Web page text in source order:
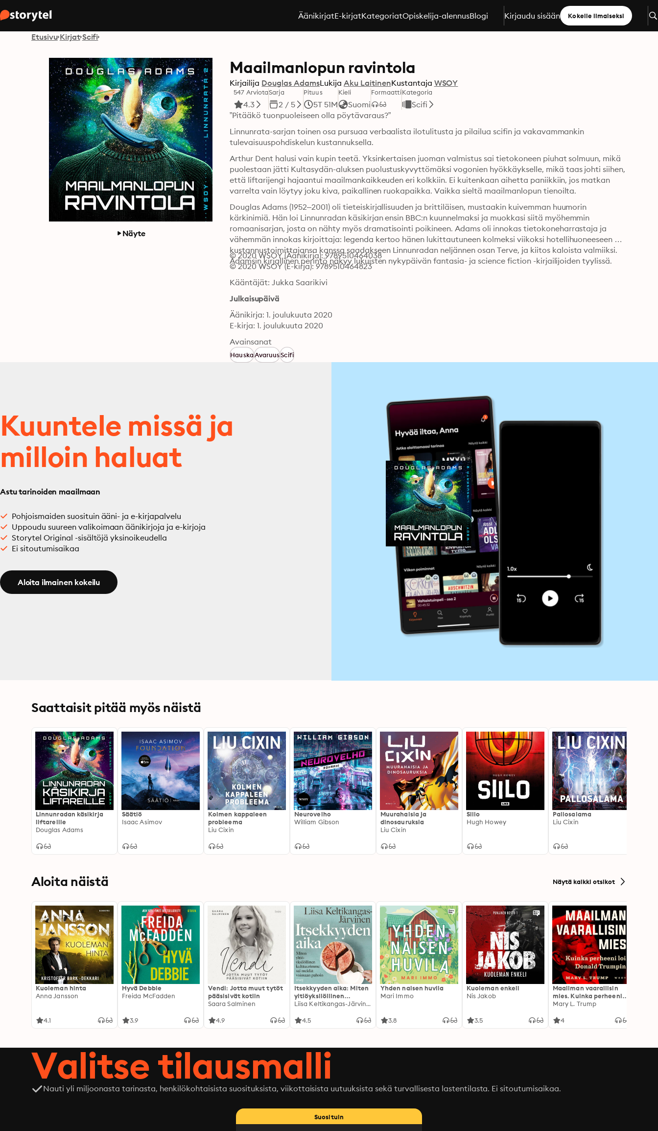
ÄänikirjatE-kirjatKategoriatOpiskelija-alennusBlogi Kirjaudu sisään Kokeile ilmaiseksi
Etusivu Kirjat Scifi
Näyte
Maailmanlopun ravintola
Kirjailija Douglas AdamsLukija Aku LaitinenKustantaja WSOY
547 Arviota
4.3
Sarja
2 / 5
Pituus
5T 51M
Kieli
Suomi
FormaattiKategoria
Scifi
”Pitääkö tuonpuoleiseen olla pöytävaraus?”
Linnunrata-sarjan toinen osa pursuaa verbaalista ilotulitusta ja pilailua scifin ja vakavammankin
tulevaisuuspohdiskelun kustannuksella.
Arthur Dent halusi vain kupin teetä. Yksinkertaisen juoman valmistus sai tietokoneen piuhat solmuun, mikä
puolestaan jätti Kultasydän-aluksen puolustuskyvyttömäksi vogonien hyökkäykselle, mikä taas johti siihen,
että liftarijengi hajaantui maailmankaikkeuden eri kolkkiin. Ei kuitenkaan aihetta paniikkiin, jos matkan
varrelta vain löytyy joku kiva, paikallinen ruokapaikka. Vaikka sieltä maailmanlopun tienoilta.
Douglas Adams (1952–2001) oli tieteiskirjallisuuden ja brittiläisen, mustaakin kuivemman huumorin
kärkinimiä. Hän loi Linnunradan käsikirjan ensin BBC:n kuunnelmaksi ja muokkasi siitä myöhemmin
romaanisarjan, josta on nähty myös dramatisointi poikineen. Adams oli innokas tietokoneharrastaja ja
vähemmän innokas kirjoittaja: legenda kertoo hänen lukittautuneen kolmeksi viikoksi hotellihuoneeseen
kustannustoimittajansa kanssa saadakseen Linnunradan neljännen osan Terve, ja kiitos kaloista valmiiksi.
Adamsin kirjallinen perintö näkyy lukuisten nykypäivän fantasia- ja science fiction -kirjailijoiden tyylissä.
© 2020 WSOY (Äänikirja): 9789510464038
© 2020 WSOY (E-kirja): 9789510464823
Kääntäjät: Jukka Saarikivi
Julkaisupäivä
Äänikirja: 1. joulukuuta 2020
E-kirja: 1. joulukuuta 2020
Avainsanat
HauskaAvaruusScifi
Kuuntele missä ja
milloin haluat
Astu tarinoiden maailmaan
Pohjoismaiden suosituin ääni- ja e-kirjapalvelu
Uppoudu suureen valikoimaan äänikirjoja ja e-kirjoja
Storytel Original -sisältöjä yksinoikeudella
Ei sitoutumisaikaa
Aloita ilmainen kokeilu
Saattaisit pitää myös näistä
Linnunradan käsikirja
liftareille
Douglas Adams
Säätiö
Isaac Asimov
Kolmen kappaleen
probleema
Liu Cixin
Neurovelho
William Gibson
Muurahaisia ja
dinosauruksia
Liu Cixin
Siilo
Hugh Howey
Pallosalama
Liu Cixin
Aloita näistä Näytä kaikki otsikot
Kuoleman hinta
Anna Jansson
4.1
Hyvä Debbie
Freida McFadden
3.9
Vendi: Jotta muut tytöt
pääsisivät kotiin
Saara Salminen
4.9
Itsekkyyden aika: Miten
yltiöyksilöllinen
kulttuurimme sai
Liisa Keltikangas-Järvinen
4.5
Yhden naisen huvila
Mari Immo
3.8
Kuoleman enkeli
Nis Jakob
3.5
Maailman vaarallisin
mies. Kuinka perheeni
loi Donald Trumpin
Mary L. Trump
4
Valitse tilausmalli
Nauti yli miljoonasta tarinasta, henkilökohtaisista suosituksista, viikottaisista uutuuksista sekä turvallisesta lastentilasta. Ei sitoutumisaikaa.
Suosituin